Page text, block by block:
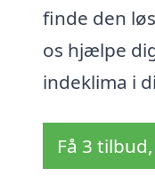
finde den
os hjælpe
indeklima i
Få 3